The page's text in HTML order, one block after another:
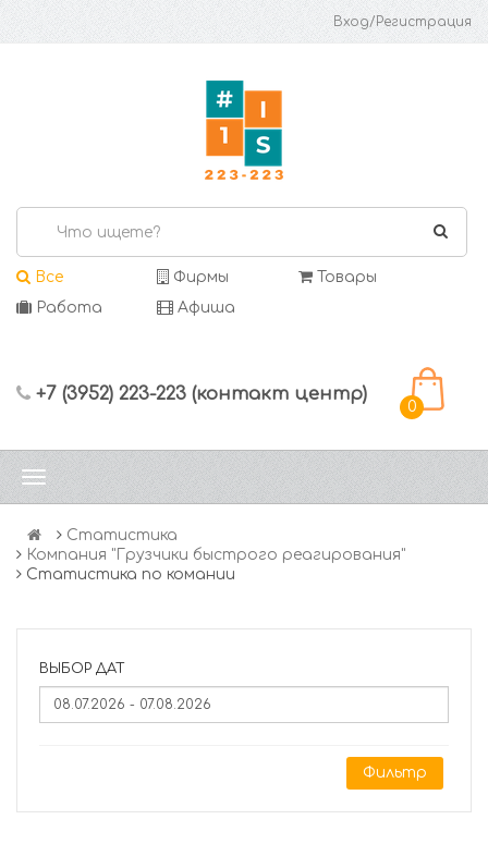
Вход/Регистрация
Все Фирмы
Товары
Работа
Афиша
+7 (3952) 223-223 (контакт центр)
0
Статистика
Компания "Грузчики быстрого реагирования"
Статистика по комании
ВЫБОР ДАТ
Фильтр